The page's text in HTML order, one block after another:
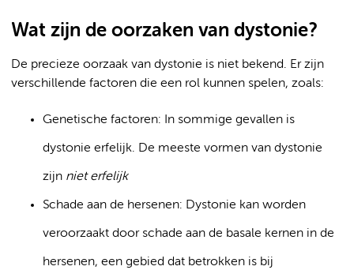
Wat zijn de oorzaken van dystonie?
De precieze oorzaak van dystonie is niet bekend. Er zijn
verschillende factoren die een rol kunnen spelen, zoals:
Genetische factoren: In sommige gevallen is
dystonie erfelijk. De meeste vormen van dystonie
zijn niet erfelijk
Schade aan de hersenen: Dystonie kan worden
veroorzaakt door schade aan de basale kernen in de
hersenen, een gebied dat betrokken is bij